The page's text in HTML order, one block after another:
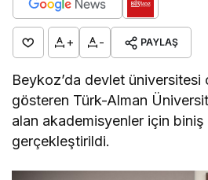
+ - PAYLAŞ
Beykoz’da devlet
gösteren Türk-Alman
alan akademisyenler için biniş
gerçekleştirildi.